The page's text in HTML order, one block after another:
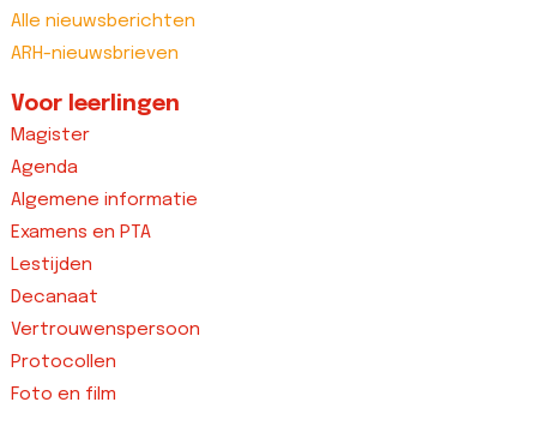
Alle nieuwsberichten
ARH-nieuwsbrieven
Voor leerlingen
Magister
Agenda
Algemene informatie
Examens en PTA
Lestijden
Decanaat
Vertrouwenspersoon
Protocollen
Foto en film